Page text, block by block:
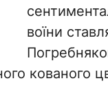
воїни
кованого